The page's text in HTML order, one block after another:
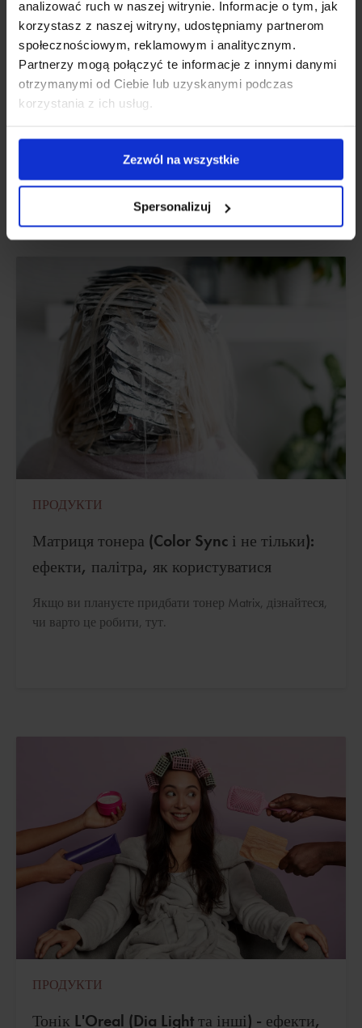
analizować ruch w naszej witrynie. Informacje o tym, jak
korzystasz z naszej witryny, udostępniamy partnerom
społecznościowym, reklamowym i analitycznym.
Partnerzy mogą połączyć te informacje z innymi danymi
otrzymanymi od Ciebie lub uzyskanymi podczas
korzystania z ich usług.
Zezwól na wszystkie
Spersonalizuj
ПРОДУКТИ
Палітра тонерів (платиновий блондин,
попелястий): думки, ефекти
Дізнайтеся відгуки користувачів і перукарів.
ПРОДУКТИ
Матриця тонера (Color Sync і не тільки):
ефекти, палітра, як користуватися
Якщо ви плануєте придбати тонер Matrix, дізнайтеся,
чи варто це робити, тут.
ПРОДУКТИ
Тонік L'Oreal (Dia Light та інші) - ефекти,